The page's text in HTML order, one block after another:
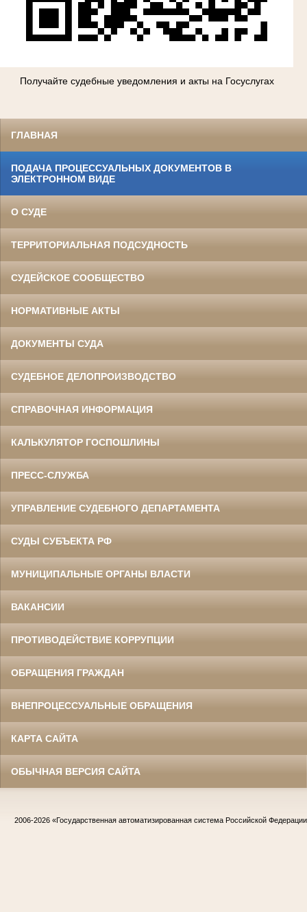
Получайте судебные уведомления и акты на Госуслугах
ГЛАВНАЯ
ПОДАЧА ПРОЦЕССУАЛЬНЫХ ДОКУМЕНТОВ В
ЭЛЕКТРОННОМ ВИДЕ
О СУДЕ
ТЕРРИТОРИАЛЬНАЯ ПОДСУДНОСТЬ
СУДЕЙСКОЕ СООБЩЕСТВО
НОРМАТИВНЫЕ АКТЫ
ДОКУМЕНТЫ СУДА
СУДЕБНОЕ ДЕЛОПРОИЗВОДСТВО
СПРАВОЧНАЯ ИНФОРМАЦИЯ
КАЛЬКУЛЯТОР ГОСПОШЛИНЫ
ПРЕСС-СЛУЖБА
УПРАВЛЕНИЕ СУДЕБНОГО ДЕПАРТАМЕНТА
СУДЫ СУБЪЕКТА РФ
МУНИЦИПАЛЬНЫЕ ОРГАНЫ ВЛАСТИ
ВАКАНСИИ
ПРОТИВОДЕЙСТВИЕ КОРРУПЦИИ
ОБРАЩЕНИЯ ГРАЖДАН
ВНЕПРОЦЕССУАЛЬНЫЕ ОБРАЩЕНИЯ
КАРТА САЙТА
ОБЫЧНАЯ ВЕРСИЯ САЙТА
2006-2026 «Государственная автоматизированная система Российской